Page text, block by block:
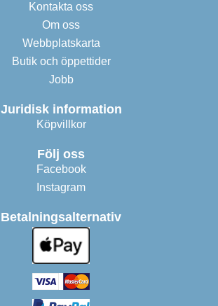
Kontakta oss
Om oss
Webbplatskarta
Butik och öppettider
Jobb
Juridisk information
Köpvillkor
Följ oss
Facebook
Instagram
Betalningsalternativ